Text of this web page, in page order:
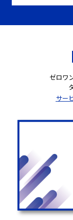
ゼロワ
サー